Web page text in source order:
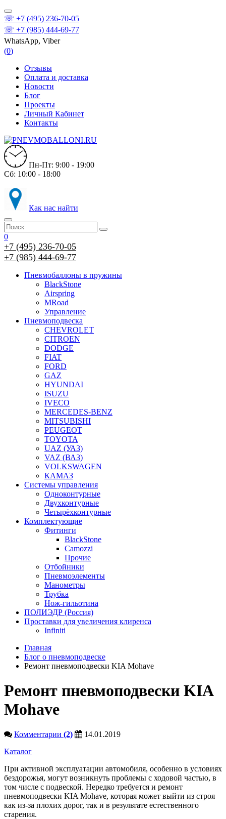
☏ +7 (495) 236-70-05
☏ +7 (985) 444-69-77
WhatsApp, Viber
(0)
Отзывы
Оплата и доставка
Новости
Блог
Проекты
Личный Кабинет
Контакты
Пн-Пт: 9:00 - 19:00
Сб: 10:00 - 18:00
Как нас найти
0
+7 (495) 236-70-05
+7 (985) 444-69-77
Пневмобаллоны в пружины
BlackStone
Airspring
MRoad
Управление
Пневмоподвеска
CHEVROLET
CITROEN
DODGE
FIAT
FORD
GAZ
HYUNDAI
ISUZU
IVECO
MERCEDES-BENZ
MITSUBISHI
PEUGEOT
TOYOTA
UAZ (УАЗ)
VAZ (ВАЗ)
VOLKSWAGEN
КАМАЗ
Системы управления
Одноконтурные
Двухконтурные
Четырёхконтурные
Комплектующие
Фитинги
BlackStone
Camozzi
Прочие
Отбойники
Пневмоэлементы
Манометры
Трубка
Нож-гильотина
ПОЛИЭДР (Россия)
Проставки для увеличения клиренса
Infiniti
Главная
Блог о пневмоподвеске
Ремонт пневмоподвески KIA Mohave
Ремонт пневмоподвески KIA
Mohave
Комментарии (2)
14.01.2019
Каталог
При активной эксплуатации автомобиля, особенно в условиях
бездорожья, могут возникнуть проблемы с ходовой частью, в
том числе с подвеской. Нередко требуется и ремонт
пневмоподвески KIA Mohave, которая может выйти из строя
как из-за плохих дорог, так и в результате естественного
старения.